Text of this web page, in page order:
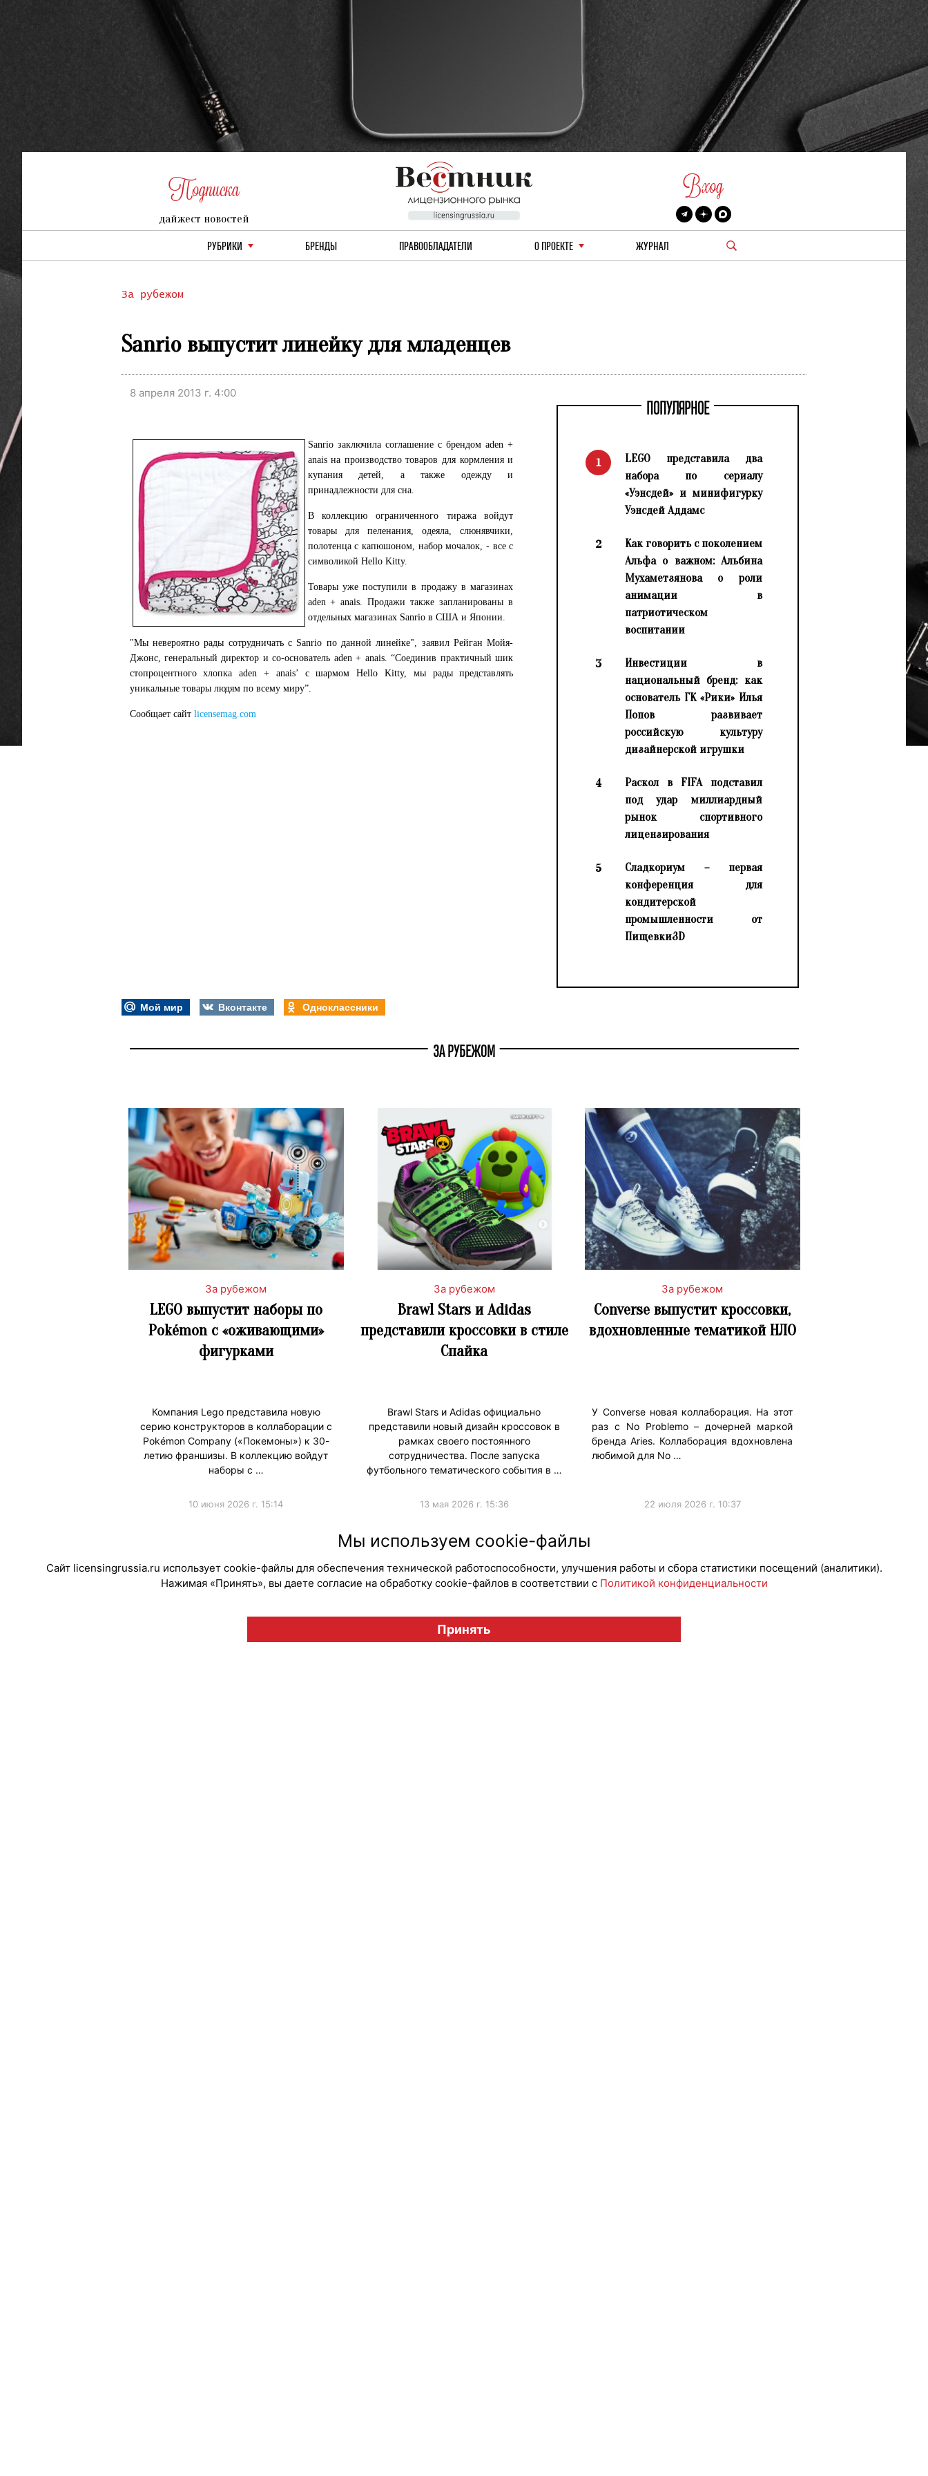
Подписка
дайжест новостей
Вход
РУБРИКИ БРЕНДЫ ПРАВООБЛАДАТЕЛИ О ПРОЕКТЕ ЖУРНАЛ
За рубежом
Sanrio выпустит линейку для младенцев
8 апреля 2013 г. 4:00
Sanrio заключила соглашение с брендом aden +
anais на производство товаров для кормления и
купания детей, а также одежду и
принадлежности для сна.
В коллекцию ограниченного тиража войдут
товары для пеленания, одеяла, слюнявчики,
полотенца с капюшоном, набор мочалок, - все с
символикой Hello Kitty.
Товары уже поступили в продажу в магазинах
aden + anais. Продажи также запланированы в
отдельных магазинах Sanrio в США и Японии.
"Мы невероятно рады сотрудничать с Sanrio по данной линейке", заявил Рейган Мойя-
Джонс, генеральный директор и со-основатель aden + anais. “Соединив практичный шик
стопроцентного хлопка aden + anais’ с шармом Hello Kitty, мы рады представлять
уникальные товары людям по всему миру”.
Сообщает сайт licensemag.com
ПОПУЛЯРНОЕ
1
LEGO представила два
набора по сериалу
«Уэнсдей» и минифигурку
Уэнсдей Аддамс
2
Как говорить с поколением
Альфа о важном: Альбина
Мухаметзянова о роли
анимации в
патриотическом
воспитании
3
Инвестиции в
национальный бренд: как
основатель ГК «Рики» Илья
Попов развивает
российскую культуру
дизайнерской игрушки
4
Раскол в FIFA подставил
под удар миллиардный
рынок спортивного
лицензирования
5
Сладкориум – первая
конференция для
кондитерской
промышленности от
Пищевки3D
Мой мир Вконтакте Одноклассники
ЗА РУБЕЖОМ
За рубежом
LEGO выпустит наборы по
Pokémon с «оживающими»
фигурками
Компания Lego представила новую
серию конструкторов в коллаборации с
Pokémon Company («Покемоны») к 30-
летию франшизы. В коллекцию войдут
наборы с …
10 июня 2026 г. 15:14
За рубежом
Brawl Stars и Adidas
представили кроссовки в стиле
Спайка
Brawl Stars и Adidas официально
представили новый дизайн кроссовок в
рамках своего постоянного
сотрудничества. После запуска
футбольного тематического события в …
13 мая 2026 г. 15:36
За рубежом
Converse выпустит кроссовки,
вдохновленные тематикой НЛО
У Converse новая коллаборация. На этот
раз с No Problemo – дочерней маркой
бренда Aries. Коллаборация вдохновлена
любимой для No …
22 июля 2026 г. 10:37
© "Вестник лицензионного рынка", licensingrussia.ru, 2009-2026 12+
Мы используем cookie-файлы
Сайт licensingrussia.ru использует cookie-файлы для обеспечения технической работоспособности, улучшения работы и сбора статистики посещений (аналитики).
Нажимая «Принять», вы даете согласие на обработку cookie-файлов в соответствии с Политикой конфиденциальности
Принять